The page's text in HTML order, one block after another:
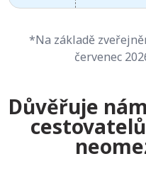
*Na základě
červenec
Důvěřuje